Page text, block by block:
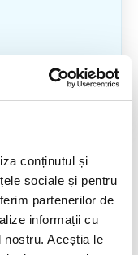
conținutul și
sociale și pentru
partenerilor de
informații cu
nostru. Aceștia le